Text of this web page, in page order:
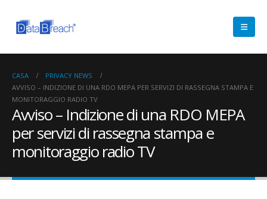
CASA
PRIVACY NEWS
AVVISO – INDIZIONE DI UNA RDO MEPA PER SERVIZI DI RASSEGNA STAMPA E
MONITORAGGIO RADIO TV
Avviso – Indizione di una RDO MEPA
per servizi di rassegna stampa e
monitoraggio radio TV